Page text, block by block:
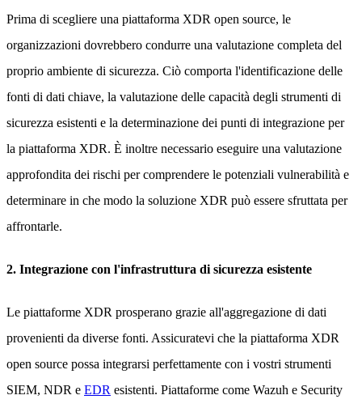
Prima di scegliere una piattaforma XDR open source, le
organizzazioni dovrebbero condurre una valutazione completa del
proprio ambiente di sicurezza. Ciò comporta l'identificazione delle
fonti di dati chiave, la valutazione delle capacità degli strumenti di
sicurezza esistenti e la determinazione dei punti di integrazione per
la piattaforma XDR. È inoltre necessario eseguire una valutazione
approfondita dei rischi per comprendere le potenziali vulnerabilità e
determinare in che modo la soluzione XDR può essere sfruttata per
affrontarle.
2. Integrazione con l'infrastruttura di sicurezza esistente
Le piattaforme XDR prosperano grazie all'aggregazione di dati
provenienti da diverse fonti. Assicuratevi che la piattaforma XDR
open source possa integrarsi perfettamente con i vostri strumenti
SIEM, NDR e EDR esistenti. Piattaforme come Wazuh e Security